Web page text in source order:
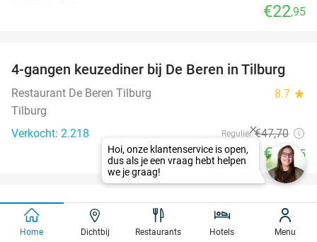
€22,95
46%
4-gangen keuzediner bij De Beren in Tilburg
Restaurant De Beren Tilburg 8.7 star
Tilburg
Verkocht: 2.218
Regulier €47,70
€25,95
32%
favorite_border
Entree Wunderland Kalkar + onbeperkt friet,
ijs, frisdrank, koffie, thee en softijs
Home Dichtbij Restaurants Hotels Menu